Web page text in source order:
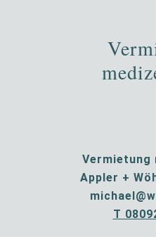
Vermietung
Appler +
T